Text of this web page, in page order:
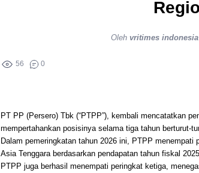
Oleh vritimes indonesia
56 0
PT PP (Persero) Tbk (“PTPP”), kembali mencatatkan
mempertahankan posisinya selama tiga tahun berturut-
Dalam pemeringkatan tahun 2026 ini, PTPP menempati
Asia Tenggara berdasarkan pendapatan tahun fiskal
PTPP juga berhasil menempati peringkat ketiga,